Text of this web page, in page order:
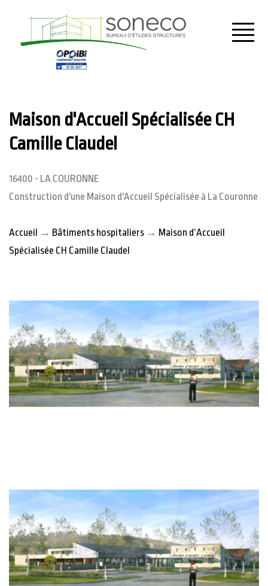
Menu
Maison d'Accueil Spécialisée CH
Camille Claudel
16400 - LA COURONNE
Construction d'une Maison d'Accueil Spécialisée à La Couronne
Accueil → Bâtiments hospitaliers → Maison d’Accueil
Spécialisée CH Camille Claudel